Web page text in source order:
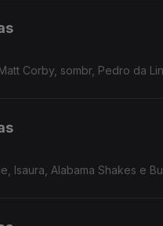
Corby, sombr, Pedro da
Isaura, Alabama Shakes e